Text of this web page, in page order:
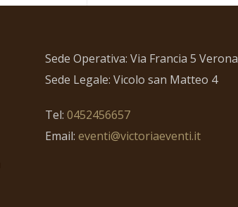
Sede Operativa: Via Francia 5 Verona
Sede Legale: Vicolo san Matteo 4
Tel: 0452456657
Email: eventi@victoriaeventi.it